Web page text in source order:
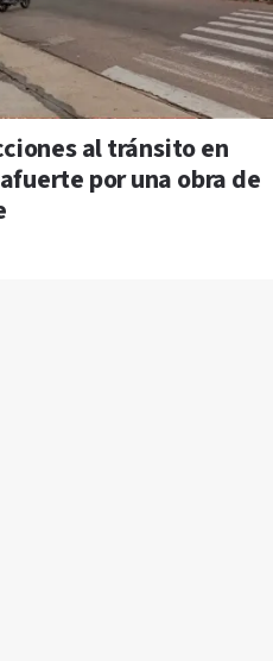
al tránsito en
por una obra de